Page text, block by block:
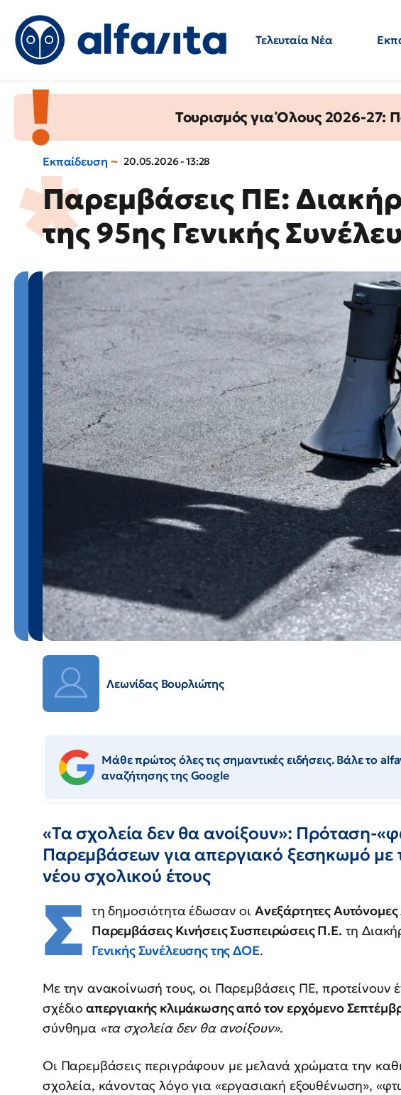
Τελευταία Νέα
Τουρισμός για Όλους 2026-
Εκπαίδευση 20.05.2026 - 13:28
Παρεμβάσεις ΠΕ:
της 95ης Γενικής
Λεωνίδας Βουρλιώτης
Μάθε πρώτος όλες τις σημαντικές ειδήσεις. Βάλε το
αναζήτησης της Google
«Τα σχολεία δεν θα ανοίξουν»: Πρόταση-
Παρεμβάσεων για απεργιακό ξεσηκωμό με
νέου σχολικού έτους
Σ τη δημοσιότητα έδωσαν οι Ανεξάρτητες
Παρεμβάσεις Κινήσεις Συσπειρώσεις Π.Ε. τη
Γενικής Συνέλευσης της ΔΟΕ.
Με την ανακοίνωσή τους, οι Παρεμβάσεις ΠΕ, προτείνουν
σχέδιο απεργιακής κλιμάκωσης από τον ερχόμενο
σύνθημα «τα σχολεία δεν θα ανοίξουν».
Οι Παρεμβάσεις περιγράφουν με μελανά χρώματα την
σχολεία, κάνοντας λόγο για «εργασιακή εξουθένωση»,